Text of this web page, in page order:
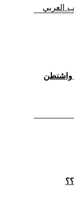
العربي
واشنطن